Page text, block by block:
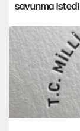
savunma istedi